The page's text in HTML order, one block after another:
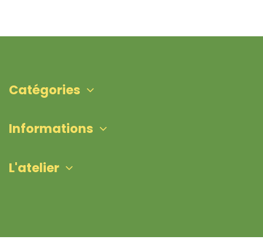
Catégories
Informations
L'atelier